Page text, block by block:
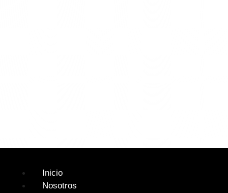
Inicio
Nosotros